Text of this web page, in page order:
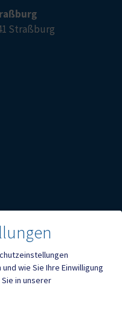
Straßburg
wie Sie Ihre Einwilligung
in unserer